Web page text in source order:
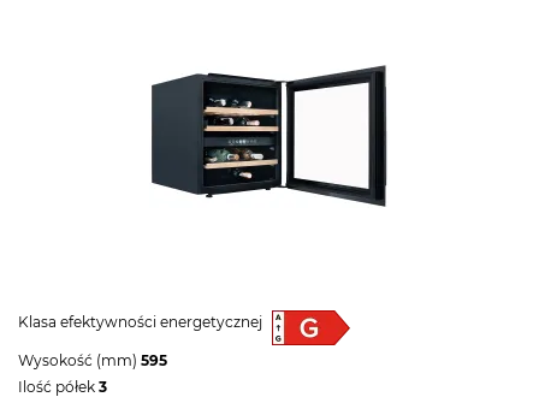
Klasa efektywności energetycznej
Wysokość (mm) 595
Ilość półek 3